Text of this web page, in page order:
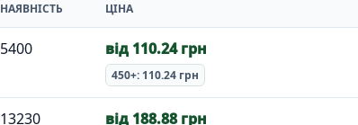
НАЯВНІСТЬ ЦІНА
5400 від 110.24 грн
450+: 110.24 грн
13230 від 188.88 грн